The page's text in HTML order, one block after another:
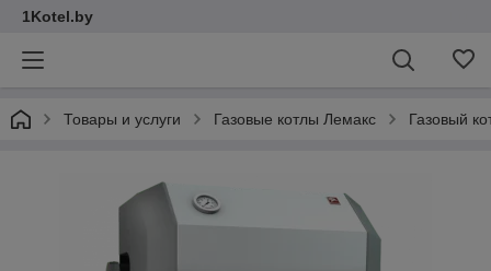
1Kotel.by
Товары и услуги Газовые котлы Лемакс Газовый